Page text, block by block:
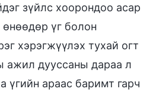
зүйлс хоорондоо асар
өнөөдөр үг болон
хэрэгжүүлэх тухай огт
ажил дууссаны дараа л
үгийн араас баримт гарч